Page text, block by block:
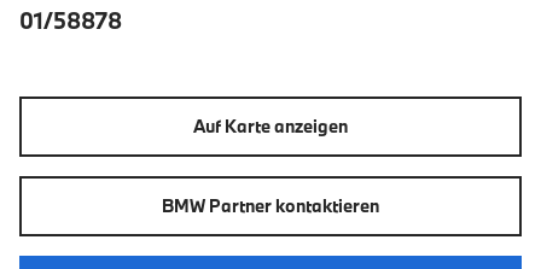
01/58878
Auf Karte anzeigen
BMW Partner kontaktieren